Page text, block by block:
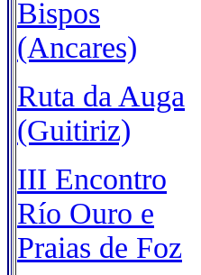
Bispos
(Ancares)
Ruta da Auga
(Guitiriz)
III Encontro
Río Ouro e
Praias de Foz